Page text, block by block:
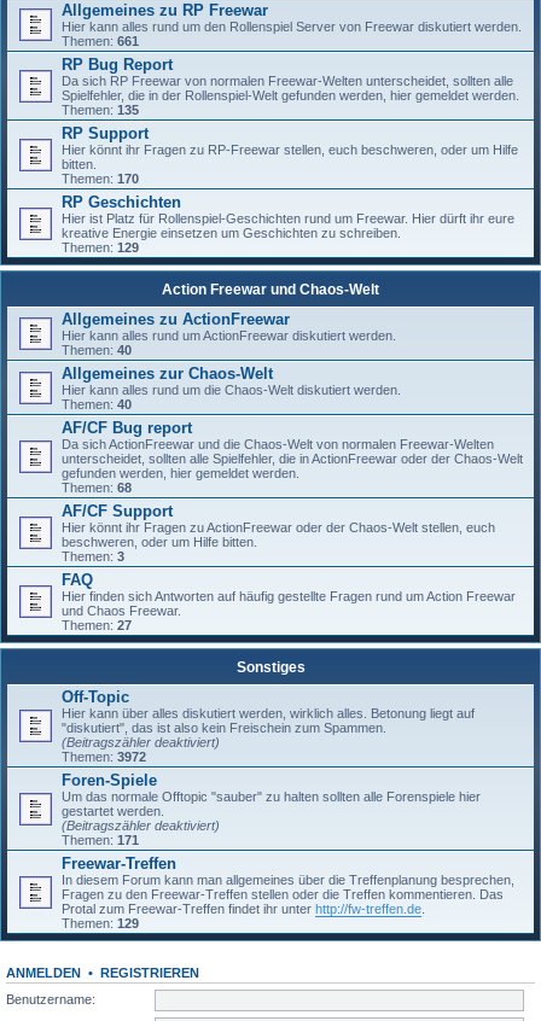
Allgemeines zu RP Freewar
Hier kann alles rund um den Rollenspiel Server von Freewar diskutiert werden.
Themen: 661
RP Bug Report
Da sich RP Freewar von normalen Freewar-Welten unterscheidet, sollten alle
Spielfehler, die in der Rollenspiel-Welt gefunden werden, hier gemeldet werden.
Themen: 135
RP Support
Hier könnt ihr Fragen zu RP-Freewar stellen, euch beschweren, oder um Hilfe
bitten.
Themen: 170
RP Geschichten
Hier ist Platz für Rollenspiel-Geschichten rund um Freewar. Hier dürft ihr eure
kreative Energie einsetzen um Geschichten zu schreiben.
Themen: 129
Action Freewar und Chaos-Welt
Allgemeines zu ActionFreewar
Hier kann alles rund um ActionFreewar diskutiert werden.
Themen: 40
Allgemeines zur Chaos-Welt
Hier kann alles rund um die Chaos-Welt diskutiert werden.
Themen: 40
AF/CF Bug report
Da sich ActionFreewar und die Chaos-Welt von normalen Freewar-Welten
unterscheidet, sollten alle Spielfehler, die in ActionFreewar oder der Chaos-Welt
gefunden werden, hier gemeldet werden.
Themen: 68
AF/CF Support
Hier könnt ihr Fragen zu ActionFreewar oder der Chaos-Welt stellen, euch
beschweren, oder um Hilfe bitten.
Themen: 3
FAQ
Hier finden sich Antworten auf häufig gestellte Fragen rund um Action Freewar
und Chaos Freewar.
Themen: 27
Sonstiges
Off-Topic
Hier kann über alles diskutiert werden, wirklich alles. Betonung liegt auf
"diskutiert", das ist also kein Freischein zum Spammen.
(Beitragszähler deaktiviert)
Themen: 3972
Foren-Spiele
Um das normale Offtopic "sauber" zu halten sollten alle Forenspiele hier
gestartet werden.
(Beitragszähler deaktiviert)
Themen: 171
Freewar-Treffen
In diesem Forum kann man allgemeines über die Treffenplanung besprechen,
Fragen zu den Freewar-Treffen stellen oder die Treffen kommentieren. Das
Protal zum Freewar-Treffen findet ihr unter http://fw-treffen.de
Themen: 129
ANMELDEN • REGISTRIEREN
Benutzername: